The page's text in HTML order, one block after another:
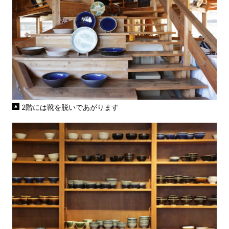
2階には靴を脱いであがります